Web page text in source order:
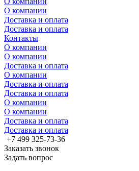
О компании
Доставка и оплата
Доставка и оплата
Контакты
О компании
О компании
Доставка и оплата
О компании
Доставка и оплата
Доставка и оплата
О компании
О компании
Доставка и оплата
Доставка и оплата
+7 499 325-73-36
Заказать звонок
Задать вопрос